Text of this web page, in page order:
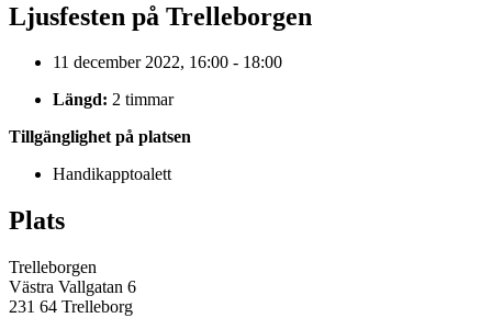
Ljusfesten på Trelleborgen
11 december 2022, 16:00 - 18:00
Längd: 2 timmar
Tillgänglighet på platsen
Handikapptoalett
Plats
Trelleborgen
Västra Vallgatan 6
231 64 Trelleborg